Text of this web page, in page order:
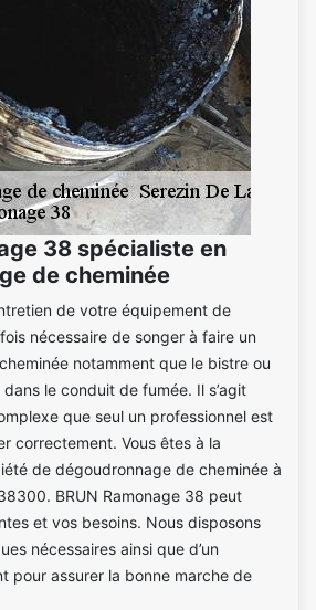
38 spécialiste en
de cheminée
de votre équipement de
nécessaire de songer à faire un
notamment que le bistre ou
le conduit de fumée. Il s’agit
que seul un professionnel est
correctement. Vous êtes à la
de dégoudronnage de cheminée à
BRUN Ramonage 38 peut
et vos besoins. Nous disposons
nécessaires ainsi que d’un
pour assurer la bonne marche de